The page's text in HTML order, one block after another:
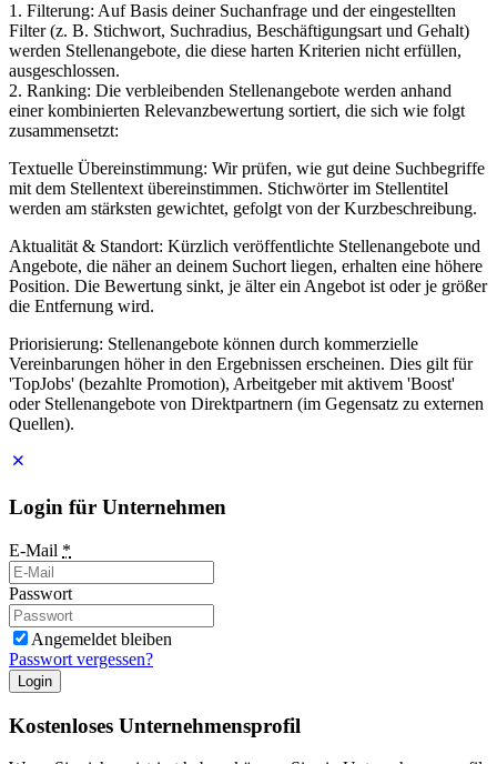
1. Filterung: Auf Basis deiner Suchanfrage und der eingestellten
Filter (z. B. Stichwort, Suchradius, Beschäftigungsart und Gehalt)
werden Stellenangebote, die diese harten Kriterien nicht erfüllen,
ausgeschlossen.
2. Ranking: Die verbleibenden Stellenangebote werden anhand
einer kombinierten Relevanzbewertung sortiert, die sich wie folgt
zusammensetzt:
Textuelle Übereinstimmung: Wir prüfen, wie gut deine Suchbegriffe
mit dem Stellentext übereinstimmen. Stichwörter im Stellentitel
werden am stärksten gewichtet, gefolgt von der Kurzbeschreibung.
Aktualität & Standort: Kürzlich veröffentlichte Stellenangebote und
Angebote, die näher an deinem Suchort liegen, erhalten eine höhere
Position. Die Bewertung sinkt, je älter ein Angebot ist oder je größer
die Entfernung wird.
Priorisierung: Stellenangebote können durch kommerzielle
Vereinbarungen höher in den Ergebnissen erscheinen. Dies gilt für
'TopJobs' (bezahlte Promotion), Arbeitgeber mit aktivem 'Boost'
oder Stellenangebote von Direktpartnern (im Gegensatz zu externen
Quellen).
Login für Unternehmen
E-Mail *
Passwort
Angemeldet bleiben
Passwort vergessen?
Login
Kostenloses Unternehmensprofil